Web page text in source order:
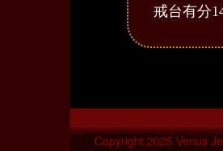
戒台有分
Copyright 2025 Venus